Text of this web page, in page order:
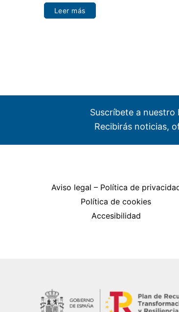
Leer más
Suscríbete a nuestro
Recibirás noticias,
Aviso legal – Política de
Política de cookies
Accesibilidad